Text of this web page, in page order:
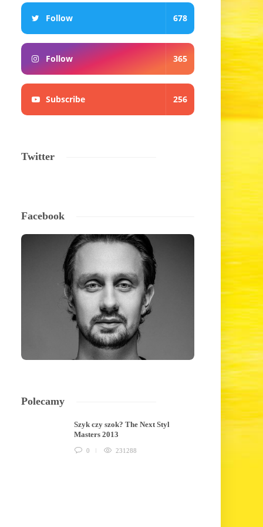
Follow 678
Follow 365
Subscribe 256
Twitter
Facebook
Polecamy
Szyk czy szok? The Next Styl
Masters 2013
0 231288